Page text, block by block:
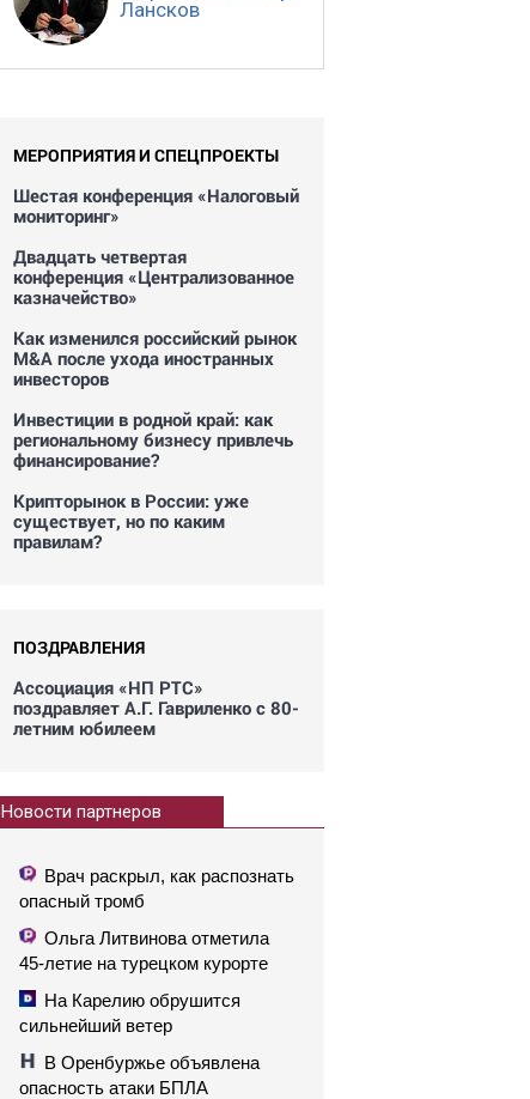
Лансков
МЕРОПРИЯТИЯ И СПЕЦПРОЕКТЫ
Шестая конференция «Налоговый
мониторинг»
Двадцать четвертая
конференция «Централизованное
казначейство»
Как изменился российский рынок
M&A после ухода иностранных
инвесторов
Инвестиции в родной край: как
региональному бизнесу привлечь
финансирование?
Крипторынок в России: уже
существует, но по каким
правилам?
ПОЗДРАВЛЕНИЯ
Ассоциация «НП РТС»
поздравляет А.Г. Гавриленко с 80-
летним юбилеем
Новости партнеров
Врач раскрыл, как распознать
опасный тромб
Ольга Литвинова отметила
45-летие на турецком курорте
На Карелию обрушится
сильнейший ветер
В Оренбуржье объявлена
опасность атаки БПЛА